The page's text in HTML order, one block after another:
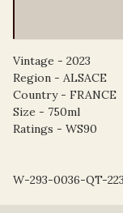
Vintage - 2023
Region - ALSACE
Country - FRANCE
Size - 750ml
Ratings - WS90
W-293-0036-QT-223